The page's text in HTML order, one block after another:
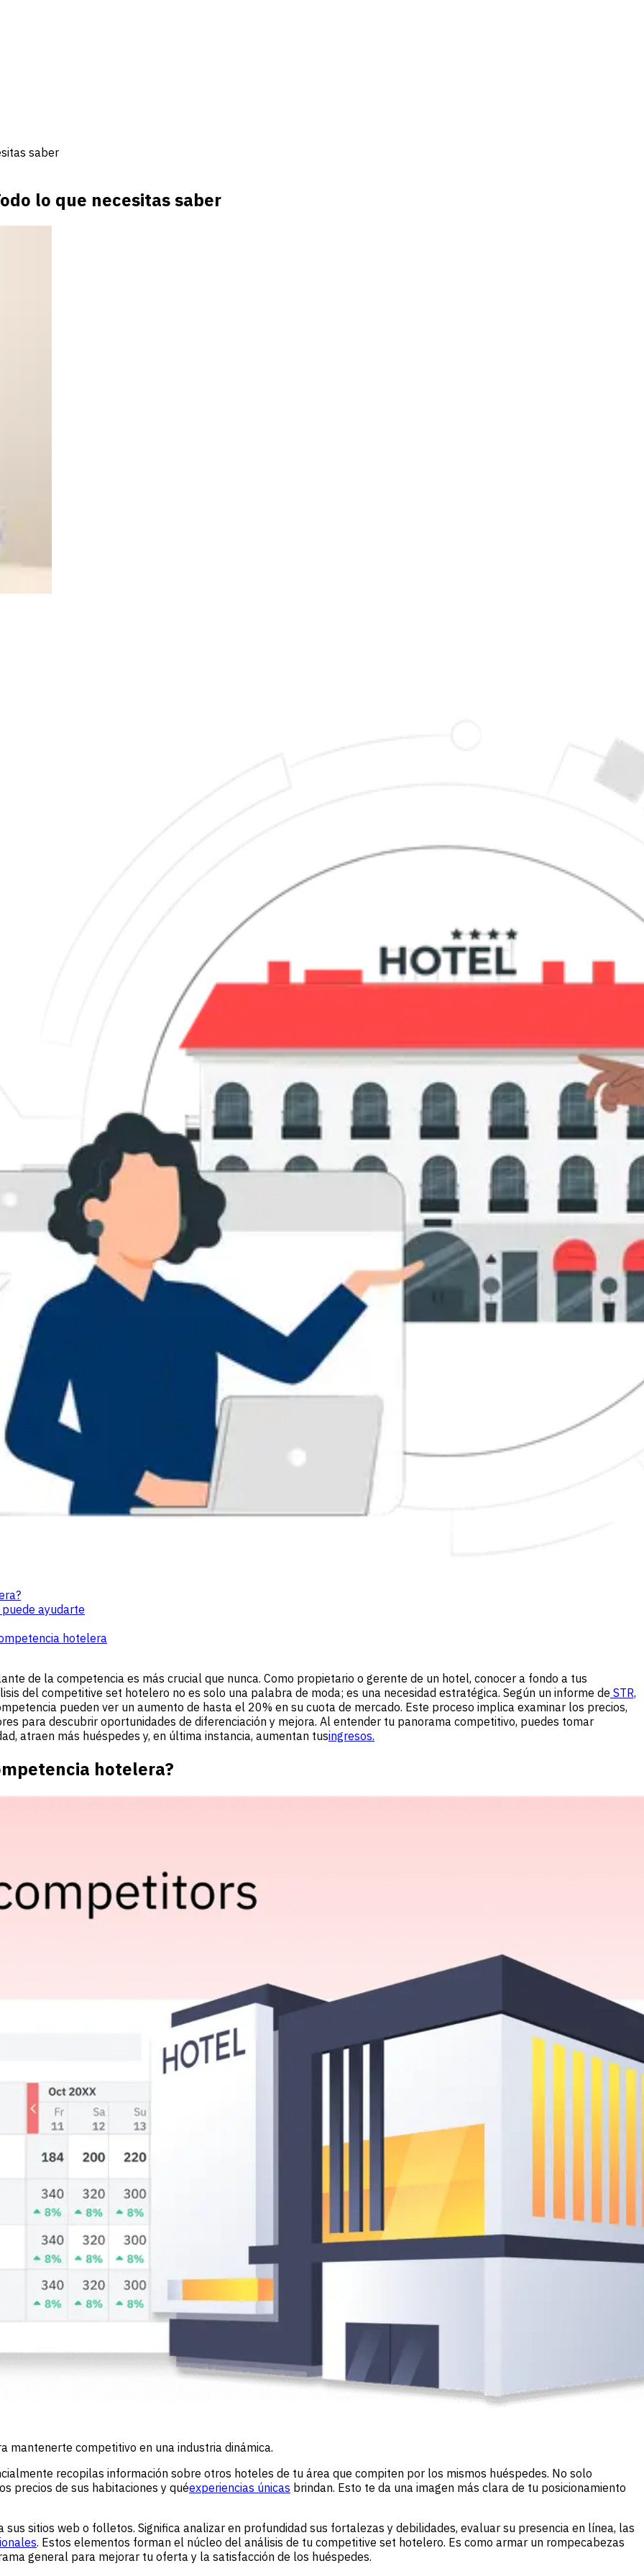
saber
lo que necesitas saber
ayudarte
hotelera
de la competencia es más crucial que nunca. Como propietario o gerente de un hotel, conocer a fondo a tus
del competitive set hotelero no es solo una palabra de moda; es una necesidad estratégica. Según un informe de STR,
pueden ver un aumento de hasta el 20% en su cuota de mercado. Este proceso implica examinar los precios,
para descubrir oportunidades de diferenciación y mejora. Al entender tu panorama competitivo, puedes tomar
atraen más huéspedes y, en última instancia, aumentan tusingresos.
hotelera?
mantenerte competitivo en una industria dinámica.
recopilas información sobre otros hoteles de tu área que compiten por los mismos huéspedes. No solo
precios de sus habitaciones y quéexperiencias únicas brindan. Esto te da una imagen más clara de tu posicionamiento
sitios web o folletos. Significa analizar en profundidad sus fortalezas y debilidades, evaluar su presencia en línea, las
. Estos elementos forman el núcleo del análisis de tu competitive set hotelero. Es como armar un rompecabezas
general para mejorar tu oferta y la satisfacción de los huéspedes.